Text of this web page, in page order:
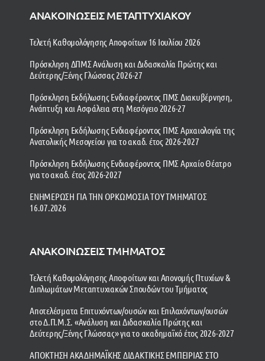
ΑΝΑΚΟΙΝΩΣΕΙΣ ΜΕΤΑΠΤΥΧΙΑΚΟΥ
Τελετή Καθομολόγησης Αποφοίτων 16 Ιουλίου 2026
Πρόσκληση ΔΠΜΣ Ανάλυση και Διδασκαλία Πρώτης και
Δεύτερης/Ξένης Γλώσσας 2026-27
Πρόσκληση Εκδήλωσης Ενδιαφέροντος ΠΜΣ Διακυβέρνηση,
Ανάπτυξη και Ασφάλεια στη Μεσόγειο 2026-27
Πρόσκληση Εκδήλωσης Ενδιαφέροντος ΠΜΣ Αρχαιολογία της
Ανατολικής Μεσογείου για το ακαδ. έτος 2026-2027
Πρόσκληση Εκδήλωσης Ενδιαφέροντος ΠΜΣ Αρχαίο Θέατρο
για το ακαδ. έτος 2026-2027
ΕΝΗΜΕΡΩΣΗ ΓΙΑ ΤΗΝ ΟΡΚΩΜΟΣΙΑ ΤΟΥ ΤΜΗΜΑΤΟΣ
16.07.2026
ΑΝΑΚΟΙΝΩΣΕΙΣ ΤΜΗΜΑΤΟΣ
Τελετή Καθομολόγησης Αποφοίτων και Απονομής Πτυχίων &
Διπλωμάτων Μεταπτυχιακών Σπουδών του Τμήματος
Αποτελέσματα Επιτυχόντων/ουσών και Επιλαχόντων/ουσών
στο Δ.Π.Μ.Σ. «Ανάλυση και Διδασκαλία Πρώτης και
Δεύτερης/Ξένης Γλώσσας» για το ακαδημαϊκό έτος 2026-2027
ΑΠΟΚΤΗΣΗ ΑΚΑΔΗΜΑΪΚΗΣ ΔΙΔΑΚΤΙΚΗΣ ΕΜΠΕΙΡΙΑΣ ΣΤΟ